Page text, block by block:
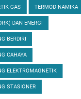
GAS TERMODINAMIKA
DAN ENERGI
BERDIRI
CAHAYA
ELEKTROMAGNETIK
STASIONER